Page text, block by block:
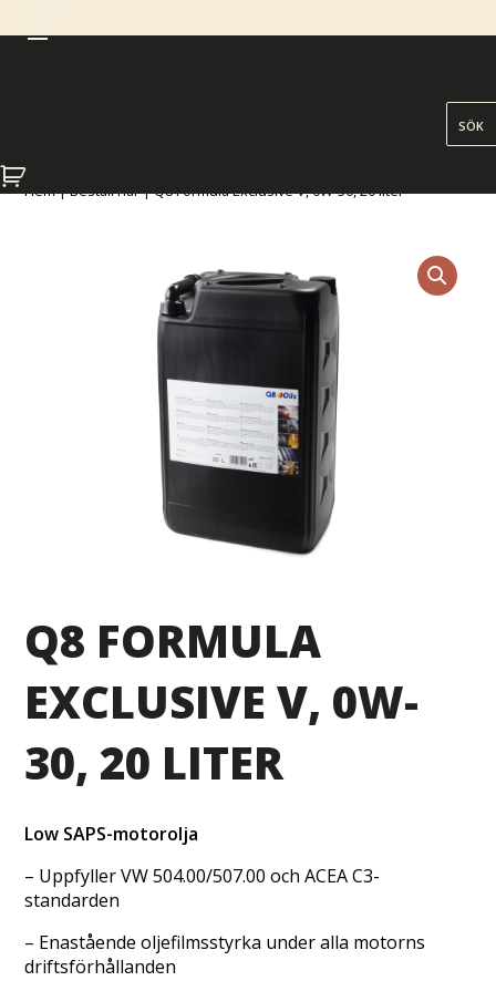
Hem|Beställ här| Q8 Formula Exclusive V, 0W-30, 20 liter
Q8 FORMULA
EXCLUSIVE V, 0W-
30, 20 LITER
Low SAPS-motorolja
– Uppfyller VW 504.00/507.00 och ACEA C3-
standarden
– Enastående oljefilmsstyrka under alla motorns
driftsförhållanden